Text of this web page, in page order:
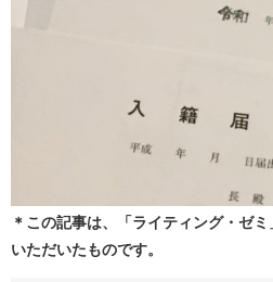
＊この記事は、「ライティング・ゼ
いただいたものです。